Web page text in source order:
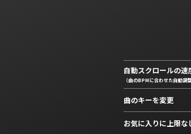
自動スクロールの速
（曲のBPMに合わせた自動調
曲のキーを変更
お気に入りに上限な